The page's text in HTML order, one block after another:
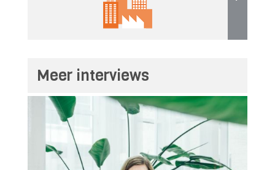
Meer interviews